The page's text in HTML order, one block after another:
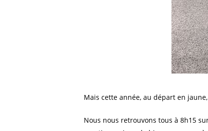
Mais cette année, au départ en
Nous nous retrouvons tous à 8h15